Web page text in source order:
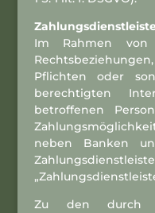
Im Rahmen von
Pflichten oder
berechtigten
betroffenen
neben Banken
Zu den durch